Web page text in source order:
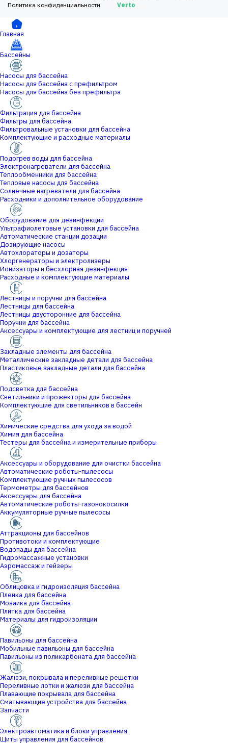
Политика конфиденциальности
Verto
Главная
Бассейны
Насосы для бассейна
Насосы для бассейна с префильтром
Насосы для бассейна без префильтра
Фильтрация для бассейна
Фильтры для бассейна
Фильтровальные установки для бассейна
Комплектующие и расходные материалы
Подогрев воды для бассейна
Электронагреватели для бассейна
Теплообменники для бассейна
Тепловые насосы для бассейна
Солнечные нагреватели для бассейна
Расходники и дополнительное оборудование
Оборудование для дезинфекции
Ультрафиолетовые установки для бассейна
Автоматические станции дозации
Дозирующие насосы
Автохлораторы и дозаторы
Хлоргенераторы и электролизеры
Ионизаторы и бесхлорная дезинфекция
Расходные и комплектующие материалы
Лестницы и поручни для бассейна
Лестницы для бассейна
Лестницы двусторонние для бассейна
Поручни для бассейна
Аксессуары и комплектующие для лестниц и поручней
Закладные элементы для бассейна
Металлические закладные детали для бассейна
Пластиковые закладные детали для бассейна
Подсветка для бассейна
Светильники и прожекторы для бассейна
Комплектующие для светильников в бассейн
Химические средства для ухода за водой
Химия для бассейна
Тестеры для бассейна и измерительные приборы
Аксессуары и оборудование для очистки бассейна
Автоматические роботы-пылесосы
Комплектующие ручных пылесосов
Термометры для бассейнов
Аксессуары для бассейна
Автоматические роботы-газонокосилки
Аккумуляторные ручные пылесосы
Аттракционы для бассейнов
Противотоки и комплектующие
Водопады для бассейна
Гидромассажные установки
Аэромассаж и гейзеры
Облицовка и гидроизоляция бассейна
Пленка для бассейна
Мозаика для бассейна
Плитка для бассейна
Материалы для гидроизоляции
Павильоны для бассейна
Мобильные павильоны для бассейна
Павильоны из поликарбоната для бассейна
Жалюзи, покрывала и переливные решетки
Переливные лотки и жалюзи для бассейна
Плавающие покрывала для бассейна
Сматывающие устройства для бассейна
Запчасти
Электроавтоматика и блоки управления
Щиты управления для бассейнов